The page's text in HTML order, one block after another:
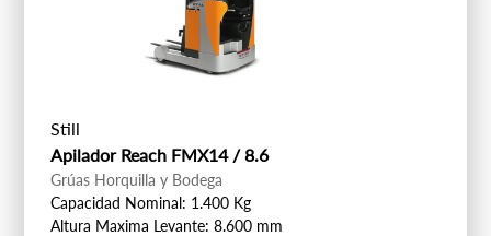
Still
Apilador Reach FMX14 / 8.6
Grúas Horquilla y Bodega
Capacidad Nominal: 1.400 Kg
Altura Maxima Levante: 8.600 mm